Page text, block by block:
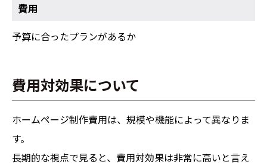
費用
予算に合ったプランがあるか
費用対効果について
ホームページ制作費用は、規模や機能によって異なりま
す。
長期的な視点で見ると、費用対効果は非常に高いと言え